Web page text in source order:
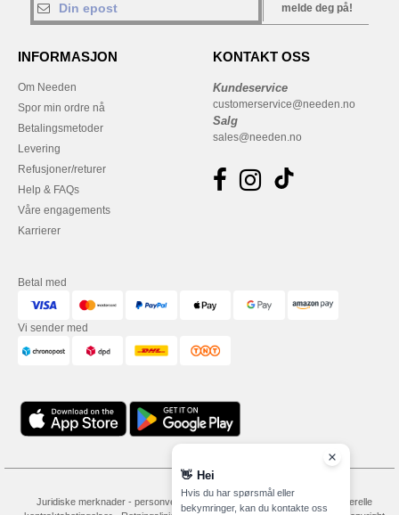
melde deg på!
INFORMASJON
Om Needen
Spor min ordre nå
Betalingsmetoder
Levering
Refusjoner/returer
Help & FAQs
Våre engagements
Karrierer
KONTAKT OSS
Kundeservice
customerservice@needen.no
Salg
sales@needen.no
Betal med
Vi sender med
Juridiske merknader- personvernerklæring Vilkår og betingelser
Generelle
👋 Hei
Hvis du har spørsmål eller
bekymringer, kan du kontakte oss